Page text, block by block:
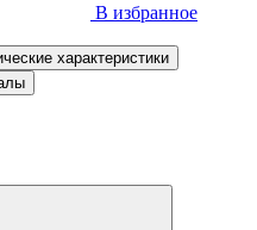
В избранное
характеристики